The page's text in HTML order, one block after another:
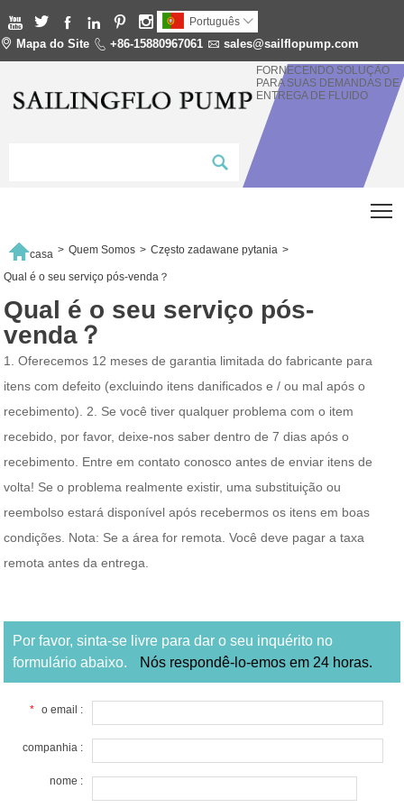
      Português 
 Mapa do Site  +86-15880967061  sales@sailflopump.com
FORNECENDO SOLUÇÃO
PARA SUAS DEMANDAS DE
ENTREGA DE FLUIDO
casa > Quem Somos > Często zadawane pytania >
Qual é o seu serviço pós-venda？
Qual é o seu serviço pós-
venda？
1. Oferecemos 12 meses de garantia limitada do fabricante para
itens com defeito (excluindo itens danificados e / ou mal após o
recebimento). 2. Se você tiver qualquer problema com o item
recebido, por favor, deixe-nos saber dentro de 7 dias após o
recebimento. Entre em contato conosco antes de enviar itens de
volta! Se o problema realmente existir, uma substituição ou
reembolso estará disponível após recebermos os itens em boas
condições. Nota: Se a área for remota. Você deve pagar a taxa
remota antes da entrega.
Por favor, sinta-se livre para dar o seu inquérito no
formulário abaixo.
Nós respondê-lo-emos em 24 horas.
* o email :
companhia :
nome :